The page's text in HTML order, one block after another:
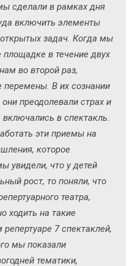
сделали в рамках дня
включить элементы
задач. Когда мы
в течение двух
во второй раз,
перемены. В их сознании
преодолевали страх и
в спектакль.
эти приемы на
которое
увидели, что у детей
рост, то поняли, что
театра,
ходить на такие
7 спектаклей,
мы показали
тематики,